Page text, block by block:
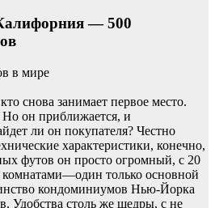
— 500
снова занимает первое место.
он приближается, и
ли он покупателя? Честно
характеристики, конечно,
футов он просто огромный, с 20
только основной
кондоминиумов Нью-Йорка
Удобства столь же щедры, с не